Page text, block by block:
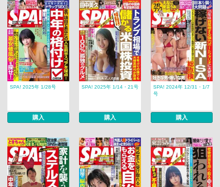
SPA! 2025年 1/28号
購入
SPA! 2025年 1/14・21号
購入
SPA! 2024年 12/31・1/7
号
購入